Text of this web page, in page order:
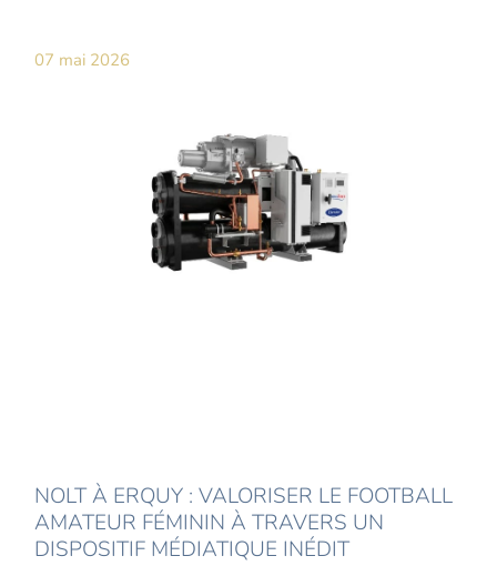
07 mai 2026
NOLT À ERQUY : VALORISER LE FOOTBALL
AMATEUR FÉMININ À TRAVERS UN
DISPOSITIF MÉDIATIQUE INÉDIT